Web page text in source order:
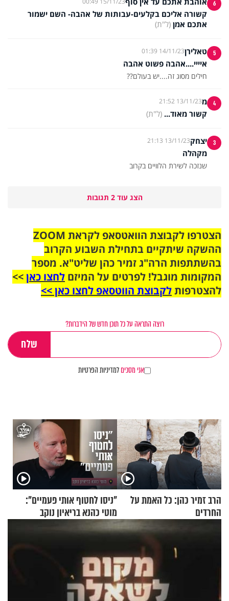
6
קשורה אליכם בקלעים-עבותות של אהבה- השם ישמור
אתכם אמן (ל"ת)
5 טאלירן14/11/23 01:39
איייי....אהבה פשוט אהבה
חילים מסוג זה....יש בעולם??
4 מ13/11/23 21:52
קשור מאוד... (ל"ת)
3 יצחק13/11/23 21:13
מקהלה
שנזכה לשירת הלוויים בקרוב
הצג עוד 2 תגובות
הצטרפו לקבוצת הוואטסאפ לקראת ZOOM
ההשקה שיתקיים בתחילת השבוע הקרוב
בהשתתפות הרה"ג זמיר כהן שליט"א. מספר
המקומות מוגבל! לפרטים על המיזם לחצו כאן>>
להצטרפותלקבוצת הווטסאפ לחצו כאן >>
רוצה התראה על כל תוכן חדש של הידברות?
אני מסכיםלמדיניות הפרטיות
הרב זמיר כהן: כל האמת על
החרדים
"ניסו לחטוף אותי פעמיים":
מוטי כהנא בריאיון נוקב